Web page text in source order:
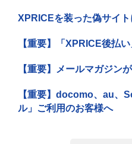
XPRICEを装った偽サイ
【重要】「XPRICE後払
【重要】メールマガジン
【重要】docomo、au、
ル」ご利用のお客様へ